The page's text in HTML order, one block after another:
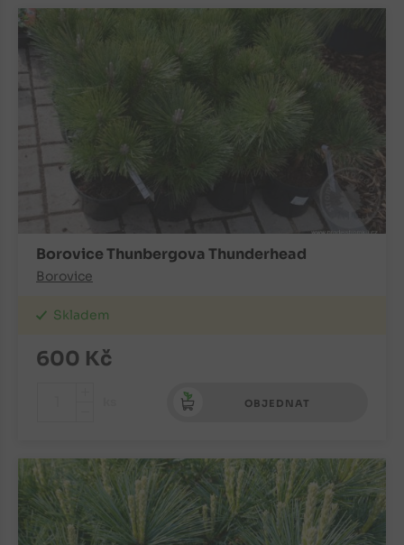
Borovice Thunbergova Thunderhead
Borovice
Skladem
600 Kč
OBJEDNAT